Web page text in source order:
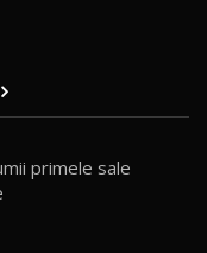
Test Drive
AutoBlog.MD
primele sale